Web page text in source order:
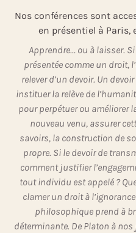
Nos conférences sont
en présentiel à Paris,
Apprendre… ou à laisser.
présentée comme un droit,
relever d’un devoir. Un
instituer la relève de
pour perpétuer ou améliorer
nouveau venu, assurer
savoirs, la construction de
propre. Si le devoir de
comment justifier
tout individu est appelé ?
clamer un droit à
philosophique prend à
déterminante. De Platon à